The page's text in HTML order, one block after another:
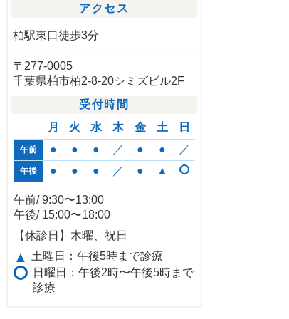
アクセス
柏駅東口徒歩3分
〒277-0005
千葉県柏市柏2-8-20シミズビル2F
受付時間
月
火 水 木 金 土 日
午前 ● ● ● ／ ● ● ／
午後 ● ● ● ／ ● ▲
午前/ 9:30〜13:00
午後/ 15:00〜18:00
【休診日】木曜、祝日
▲
土曜日：午後5時まで診療
日曜日：午後2時〜午後5時まで
診療